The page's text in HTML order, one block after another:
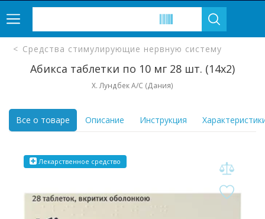
Средства стимулирующие нервную систему
Абикса таблетки по 10 мг 28 шт. (14х2)
Х. Лундбек А/С (Дания)
Все о товаре Описание Инструкция
Лекарственное средство